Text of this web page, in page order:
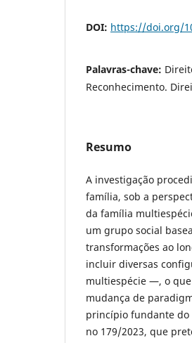
DOI: https://doi.org/
Palavras-chave:
Reconhecimento.
Resumo
A investigação
família, sob a
da família
um grupo social
transformações ao
incluir diversas
multiespécie —, o
mudança de
princípio fundante do
no 179/2023, que